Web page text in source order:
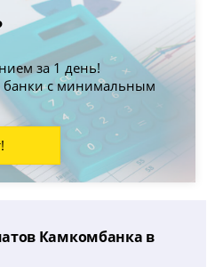
за 1 день!
банки с минимальным
Камкомбанка в